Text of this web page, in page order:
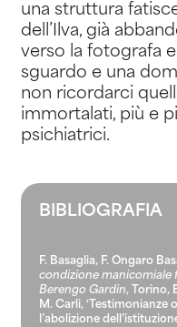
una struttura
dell’Ilva, già
verso la fotografa
sguardo e una
non ricordarci
immortalati, più e
psichiatrici.
BIBLIOGRAFIA
F. Basaglia, F. Ongaro
condizione manicomiale
Berengo Gardin, Torino,
M. Carli, ‘Testimonianze
l’abolizione